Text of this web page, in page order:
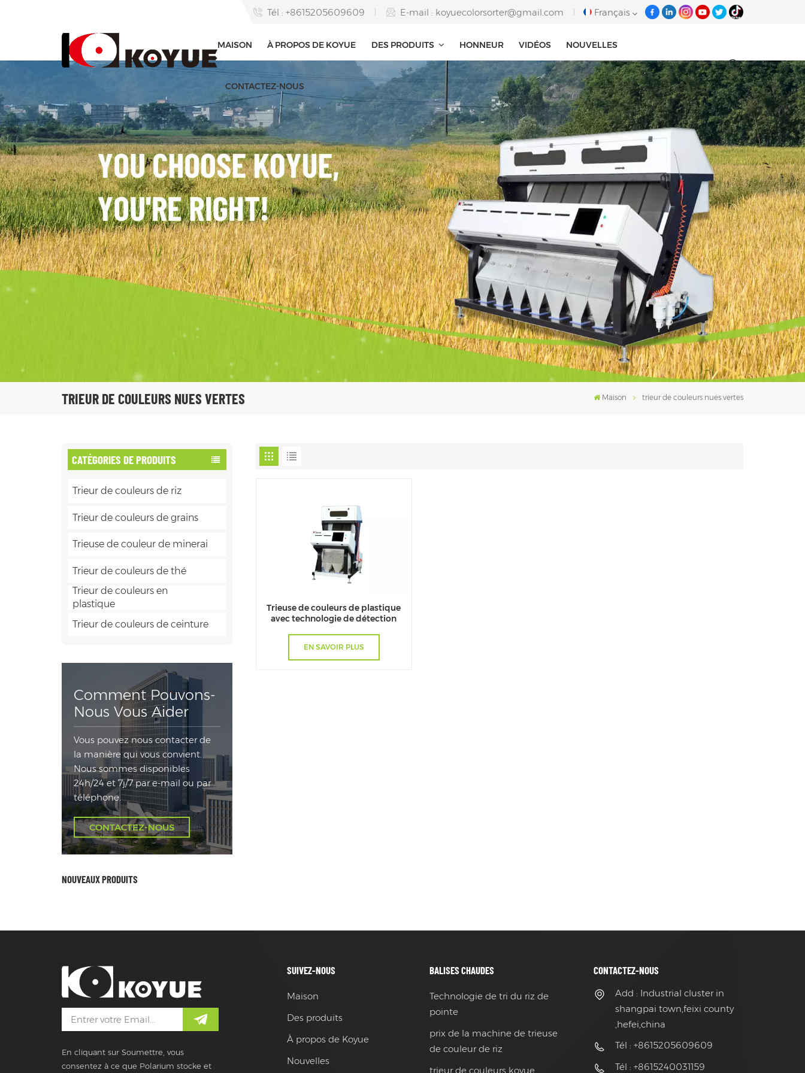
Tél : +8615205609609 E-mail : koyuecolorsorter@gmail.com Français
English
français
italiano
русский
español
português
Tiếng việt
العربية
فارسی
עברית
MAISON À PROPOS DE KOYUE DES PRODUITS HONNEUR VIDÉOS NOUVELLES
CONTACTEZ-NOUS
TRIEUR DE COULEURS NUES VERTES Maison trieur de couleurs nues vertes
CATÉGORIES DE PRODUITS
Trieur de couleurs de riz
Trieur de couleurs de grains
Trieuse de couleur de minerai
Trieur de couleurs de thé
Trieur de couleurs en
plastique
Trieur de couleurs de ceinture
Comment Pouvons-
Nous Vous Aider
Vous pouvez nous contacter de
la manière qui vous convient.
Nous sommes disponibles
24h/24 et 7j/7 par e-mail ou par
téléphone.
CONTACTEZ-NOUS
NOUVEAUX PRODUITS
Trieuse de couleurs de plastique
avec technologie de détection
EN SAVOIR PLUS
En cliquant sur Soumettre, vous
consentez à ce que Polarium stocke et
SUIVEZ-NOUS
Maison
Des produits
À propos de Koyue
Nouvelles
BALISES CHAUDES
Technologie de tri du riz de
pointe
prix de la machine de trieuse
de couleur de riz
trieur de couleurs koyue
CONTACTEZ-NOUS
Add : Industrial cluster in
shangpai town,feixi county
,hefei,china
Tél : +8615205609609
Tél : +8615240031159